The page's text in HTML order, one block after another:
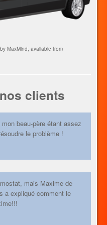
MaxMind, available from
clients
beau-père étant assez
le problème !
mais Maxime de
a expliqué comment le